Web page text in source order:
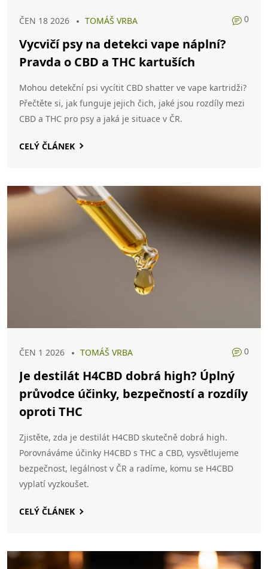
ČEN 18 2026 TOMÁŠ VRBA 0
Vycvičí psy na detekci vape náplní?
Pravda o CBD a THC kartuších
Mohou detekční psi vycítit CBD shatter ve vape kartridži?
Přečtěte si, jak funguje jejich čich, jaké jsou rozdíly mezi
CBD a THC pro psy a jaká je situace v ČR.
CELÝ ČLÁNEK
ČEN 1 2026 TOMÁŠ VRBA 0
Je destilát H4CBD dobrá high? Úplný
průvodce účinky, bezpečností a rozdíly
oproti THC
Zjistěte, zda je destilát H4CBD skutečně dobrá high.
Porovnáváme účinky H4CBD s THC a CBD, vysvětlujeme
bezpečnost, legálnost v ČR a radíme, komu se H4CBD
vyplatí vyzkoušet.
CELÝ ČLÁNEK